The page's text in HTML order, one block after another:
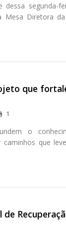
dessa segunda-
Mesa Diretora da
que
1
o
que